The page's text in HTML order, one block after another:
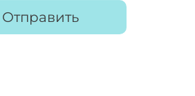
Отправить